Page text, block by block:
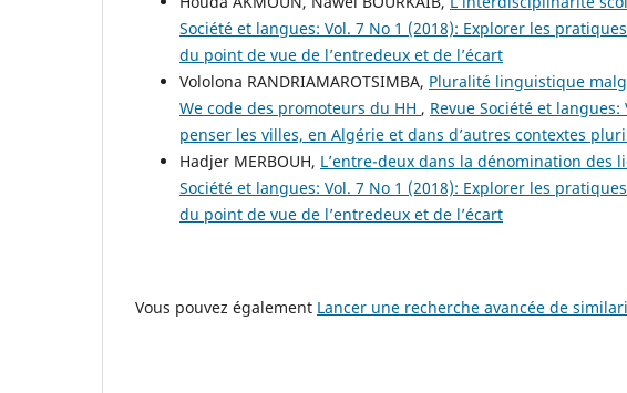
Société et langues: Vol. 7 No 1 (2018): Explorer les
du point de vue de l’entredeux et de l’écart
Vololona RANDRIAMAROTSIMBA, Pluralité linguistique
We code des promoteurs du HH , Revue Société et
penser les villes, en Algérie et dans d’autres contextes
Hadjer MERBOUH, L’entre-deux dans la dénomination des
Société et langues: Vol. 7 No 1 (2018): Explorer les
du point de vue de l’entredeux et de l’écart
Vous pouvez également Lancer une recherche avancée de